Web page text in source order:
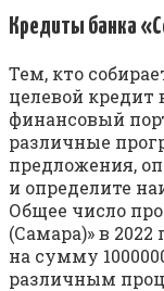
Кредиты банка
Тем, кто
целевой кредит
финансовый
различные
предложения,
и определите
Общее число
(Самара)» в
на сумму
различным